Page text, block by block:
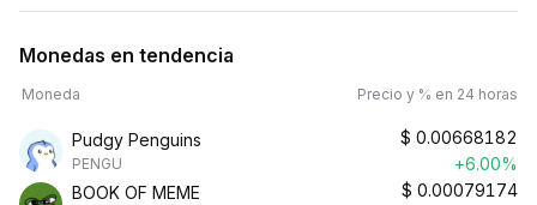
Monedas en tendencia
Moneda Precio y % en 24 horas
Pudgy Penguins
PENGU
$ 0.00668182
+6.00%
BOOK OF MEME
$ 0.00079174